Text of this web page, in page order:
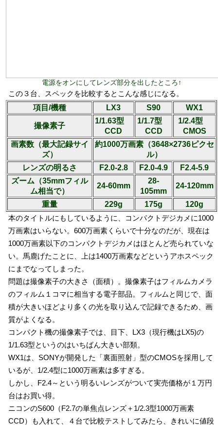
電源をオンにしてレンズ部分を出したところ↑
この３台、スペックを比較するとこんな感じになる。
項目/機種
LX3 S90 WX1
撮像素子
1/1.63型
CCD
1/1.7型
CCD
1/2.4型
CMOS
画素数（最大記録サイ
ズ）
約1000万画素（3648×2736ピクセ
ル）
レンズの明るさ
F2.0-2.8 F2.0-4.9
F2.4-5.9
ズーム（35mmフィル
ム相当で）
24-60mm
28-
105mm
24-120mm
重量 229g 175g
120g
本のタイトルにもしているように、コンパクトデジカメに1000
万画素はいらない。600万画素くらいで十分なのだが、現在は
1000万画素以下のコンパクトデジカメはほとんど売られていな
い。馬鹿げたことに、上は1400万画素などというアホスペック
にまでなってしまった。
問題は撮像素子の大きさ（面積）。撮像素子はフィルムカメラ
のフィルム１コマに相当する電子部品。フィルムと同じで、面
積が大きいほどより多くの光を取り込んで記録できるため、画
質がよくなる。
コンパクト機の撮像素子では、目下、LX3（現行機はLX5)の
1/1.63型というのはいちばん大きい部類。
WX1は、SONYが開発した「裏面照射」型のCMOSを採用して
いるが、1/2.4型に1000万画素は多すぎる。
しかし、F2.4～という明るいレンズがついて実売価格が１万円
台はお買い得。
ニコンのS600（F2.7の単焦点レンズ＋1/2.3型1000万画素
CCD）も入れて、４台で比較テストしてみたら、きれいに値段